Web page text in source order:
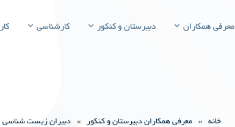
معرفی همکاران دبیرستان و کنکور کارشناسی
خانه » معرفی همکاران دبیرستان و کنکور » دبیران زیست شناسی